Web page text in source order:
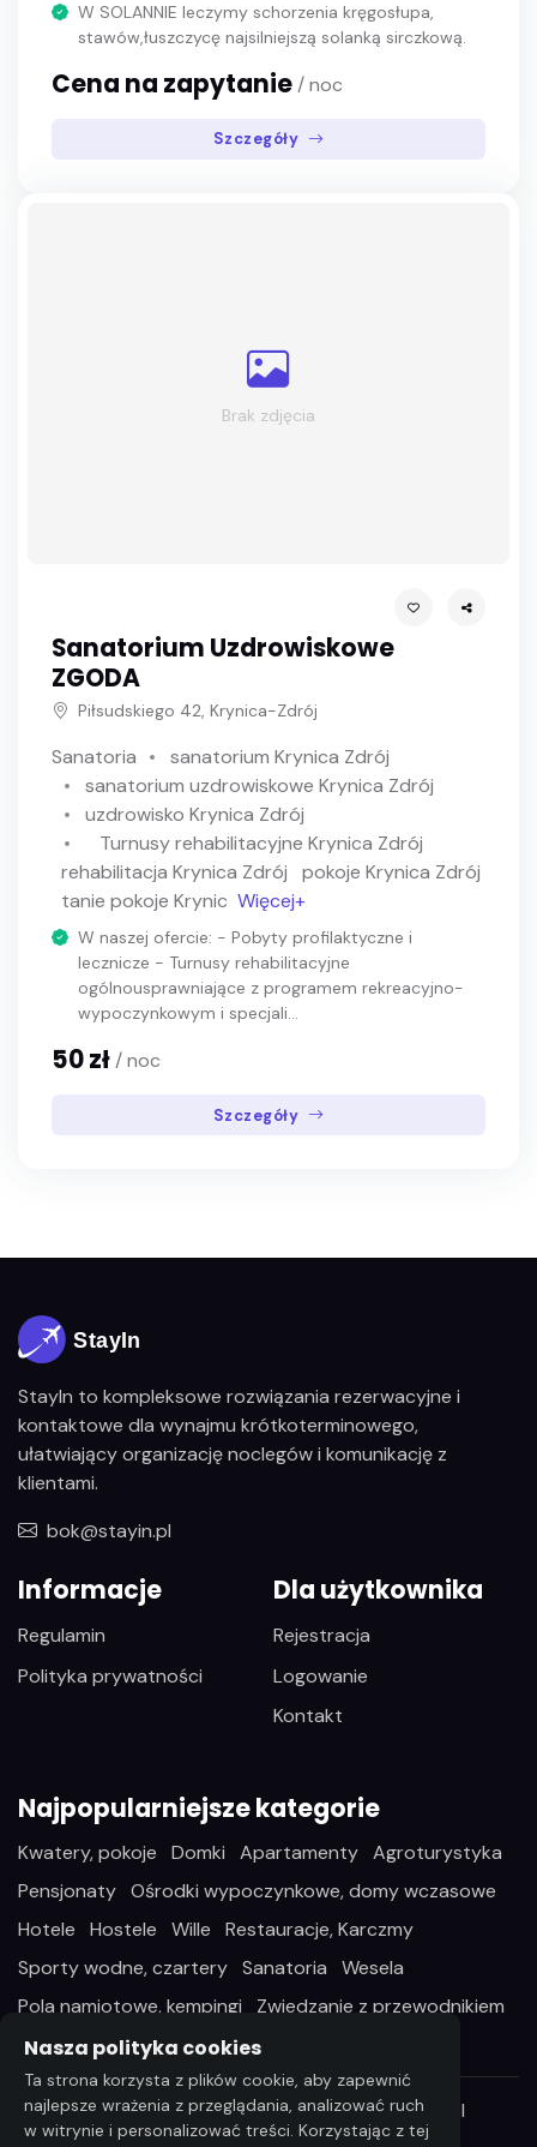
W SOLANNIE leczymy schorzenia kręgosłupa,
stawów,łuszczycę najsilniejszą solanką sirczkową.
Cena na zapytanie / noc
Szczegóły
Brak zdjęcia
Sanatorium Uzdrowiskowe
ZGODA
Piłsudskiego 42, Krynica-Zdrój
Sanatoria
sanatorium Krynica Zdrój
sanatorium uzdrowiskowe Krynica Zdrój
uzdrowisko Krynica Zdrój
Turnusy rehabilitacyjne Krynica Zdrój
rehabilitacja Krynica Zdrój
pokoje Krynica Zdrój
tanie pokoje Krynic Więcej+
W naszej ofercie: - Pobyty profilaktyczne i
lecznicze - Turnusy rehabilitacyjne
ogólnousprawniające z programem rekreacyjno-
wypoczynkowym i specjali...
50 zł / noc
Szczegóły
StayIn to kompleksowe rozwiązania rezerwacyjne i
kontaktowe dla wynajmu krótkoterminowego,
ułatwiający organizację noclegów i komunikację z
klientami.
bok@stayin.pl
Informacje
Regulamin
Polityka prywatności
Dla użytkownika
Rejestracja
Logowanie
Kontakt
Najpopularniejsze kategorie
Kwatery, pokoje Domki Apartamenty Agroturystyka
Pensjonaty Ośrodki wypoczynkowe, domy wczasowe
Hotele
Hostele Wille
Restauracje, Karczmy
Sporty wodne, czartery Sanatoria
Wesela
Pola namiotowe, kempingi
Zwiedzanie z przewodnikiem
Wszelkie prawa zastrzeżone ©2026 StayIn.pl
Nasza polityka cookies
Ta strona korzysta z plików cookie, aby zapewnić
najlepsze wrażenia z przeglądania, analizować ruch
w witrynie i personalizować treści. Korzystając z tej